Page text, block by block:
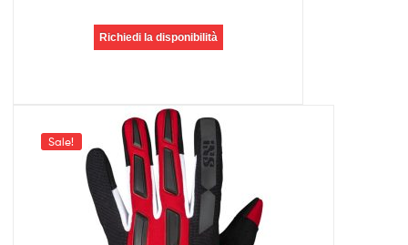
Richiedi la disponibilità
Sale!